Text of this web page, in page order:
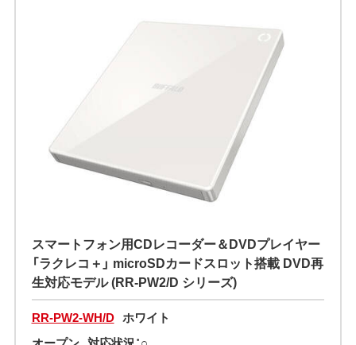
スマートフォン用CDレコーダー＆DVDプレイヤー
「ラクレコ＋」 microSDカードスロット搭載 DVD再
生対応モデル (RR-PW2/D シリーズ)
RR-PW2-WH/D ホワイト